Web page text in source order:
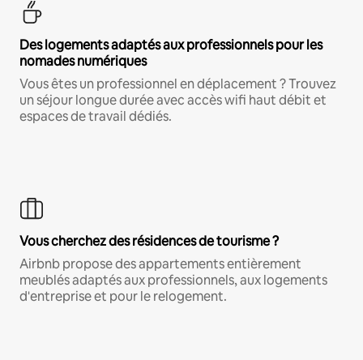
Des logements adaptés aux professionnels pour les
nomades numériques
Vous êtes un professionnel en déplacement ? Trouvez
un séjour longue durée avec accès wifi haut débit et
espaces de travail dédiés.
Vous cherchez des résidences de tourisme ?
Airbnb propose des appartements entièrement
meublés adaptés aux professionnels, aux logements
d'entreprise et pour le relogement.